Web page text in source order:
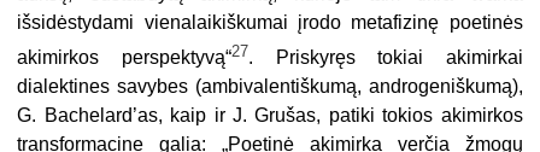
išsidėstydami vienalaikiškumai įrodo metafizinę poetinės
akimirkos pers­pektyvą“27. Priskyręs tokiai akimirkai
dialektines savybes (ambivalentiškumą, androgeniškumą),
G. Bachelard’as, kaip ir J. Grušas, patiki tokios akimirkos
transformacine galia: „Poetinė akimirka verčia žmogų